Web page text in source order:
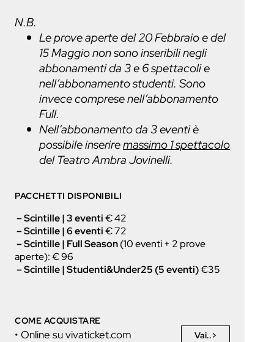
N.B.
Le prove aperte del 20 Febbraio e del
15 Maggio non sono inseribili negli
abbonamenti da 3 e 6 spettacoli e
nell’abbonamento studenti. Sono
invece comprese nell’abbonamento
Full.
Nell’abbonamento da 3 eventi è
possibile inseriremassimo 1 spettacolo
del Teatro Ambra Jovinelli.
PACCHETTI DISPONIBILI
–Scintille | 3 eventi€ 42
–Scintille | 6 eventi€ 72
– Scintille | Full Season(10 eventi + 2 prove
aperte): € 96
– Scintille | Studenti&Under25 (5 eventi)€35
COME ACQUISTARE
• Online su vivaticket.com Vai..>